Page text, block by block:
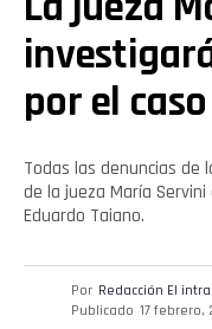
por el
Todas las denuncias de
de la jueza María Servini
Eduardo Taiano.
Por Redacción El
Publicado 17 febrero,